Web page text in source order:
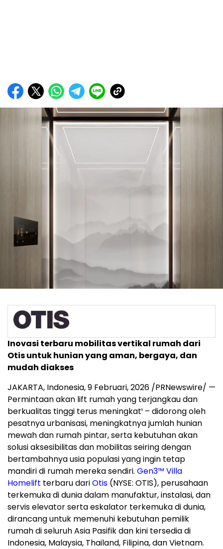
Inovasi terbaru mobilitas vertikal rumah dari
Otis untuk hunian yang aman, bergaya, dan
mudah diakses
JAKARTA, Indonesia,9 Februari, 2026 /PRNewswire/ —
Permintaanakan lift rumah yang terjangkau dan
berkualitas tinggi terus meningkat¹ – didorong oleh
pesatnya urbanisasi, meningkatnya jumlah hunian
mewah dan rumah pintar, serta kebutuhan akan
solusi aksesibilitas dan mobilitas seiring dengan
bertambahnya usia populasi yang ingin tetap
mandiri di rumah mereka sendiri. Gen3™ Villa
Homelift terbaru dariOtis (NYSE: OTIS), perusahaan
terkemuka di duniadalam manufaktur, instalasi, dan
servis elevator serta eskalator terkemuka di dunia,
dirancang untuk memenuhi kebutuhan pemilik
rumah di seluruh Asia Pasifik dan kini tersedia di
Indonesia, Malaysia, Thailand, Filipina, dan Vietnam.